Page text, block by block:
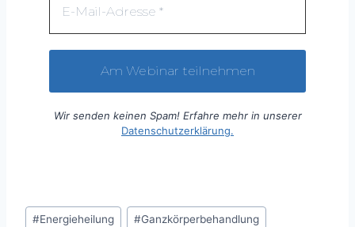
Wir senden keinen Spam! Erfahre mehr in unserer
Datenschutzerklärung.
Schlagworte:
#Energieheilung #Ganzkörperbehandlung